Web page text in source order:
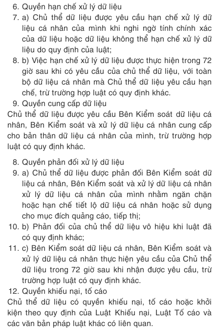
Quyền hạn chế xử lý dữ liệu
a) Chủ thể dữ liệu được yêu cầu hạn chế xử lý dữ
liệu cá nhân của mình khi nghi ngờ tính chính xác
của dữ liệu hoặc dữ liệu không thể hạn chế xử lý dữ
liệu do quy định của luật;
b) Việc hạn chế xử lý dữ liệu được thực hiện trong 72
giờ sau khi có yêu cầu của chủ thể dữ liệu, với toàn
bộ dữ liệu cá nhân mà Chủ thể dữ liệu yêu cầu hạn
chế, trừ trường hợp luật có quy định khác.
Quyền cung cấp dữ liệu
Chủ thể dữ liệu được yêu cầu Bên Kiểm soát dữ liệu cá
nhân, Bên Kiểm soát và xử lý dữ liệu cá nhân cung cấp
cho bản thân dữ liệu cá nhân của mình, trừ trường hợp
luật có quy định khác.
Quyền phản đối xử lý dữ liệu
a) Chủ thể dữ liệu được phản đối Bên Kiểm soát dữ
liệu cá nhân, Bên Kiểm soát và xử lý dữ liệu cá nhân
xử lý dữ liệu cá nhân của mình nhằm ngăn chặn
hoặc hạn chế tiết lộ dữ liệu cá nhân hoặc sử dụng
cho mục đích quảng cáo, tiếp thị;
b) Phản đối của chủ thể dữ liệu vô hiệu khi luật đã
có quy định khác;
c) Bên Kiểm soát dữ liệu cá nhân, Bên Kiểm soát và
xử lý dữ liệu cá nhân thực hiện yêu cầu của Chủ thể
dữ liệu trong 72 giờ sau khi nhận được yêu cầu, trừ
trường hợp luật có quy định khác.
Quyền khiếu nại, tố cáo
Chủ thể dữ liệu có quyền khiếu nại, tố cáo hoặc khởi
kiện theo quy định của Luật Khiếu nại, Luật Tố cáo và
các văn bản pháp luật khác có liên quan.